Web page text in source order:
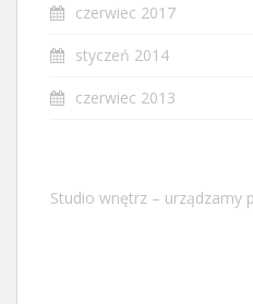
czerwiec 2017
styczeń 2014
czerwiec 2013
Studio wnętrz – urządzamy